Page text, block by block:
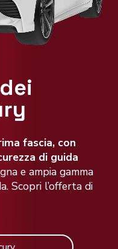
fascia, con
di guida
e ampia gamma
Scopri l’offerta di